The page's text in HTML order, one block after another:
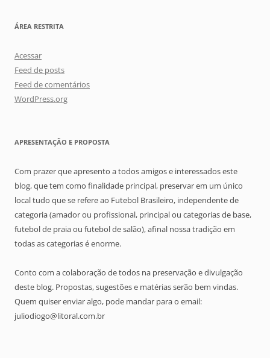
ÁREA RESTRITA
Acessar
Feed de posts
Feed de comentários
WordPress.org
APRESENTAÇÃO E PROPOSTA
Com prazer que apresento a todos amigos e interessados este
blog, que tem como finalidade principal, preservar em um único
local tudo que se refere ao Futebol Brasileiro, independente de
categoria (amador ou profissional, principal ou categorias de base,
futebol de praia ou futebol de salão), afinal nossa tradição em
todas as categorias é enorme.
Conto com a colaboração de todos na preservação e divulgação
deste blog. Propostas, sugestões e matérias serão bem vindas.
Quem quiser enviar algo, pode mandar para o email:
juliodiogo@litoral.com.br